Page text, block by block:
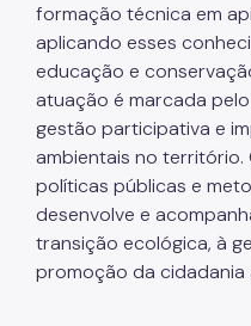
Ouvidoria Geral
formação técnica em
aplicando esses
educação e
atuação é marcada
gestão participativa e
ambientais no território.
políticas públicas e
desenvolve e
transição ecológica, à
promoção da cidadania